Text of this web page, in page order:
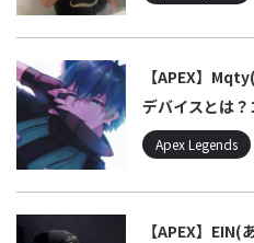
【APEX】
デバイスとは
Apex Legends
【APEX】